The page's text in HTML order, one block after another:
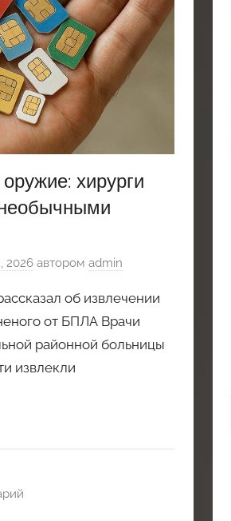
хирурги
2026 автором admin
об извлечении
от БПЛА Врачи
районной больницы
извлекли